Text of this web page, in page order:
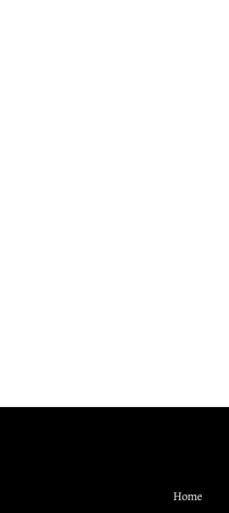
Home